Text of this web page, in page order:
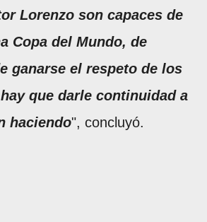
Lorenzo son capaces de
Copa del Mundo, de
ganarse el respeto de los
que darle continuidad a
haciendo", concluyó.